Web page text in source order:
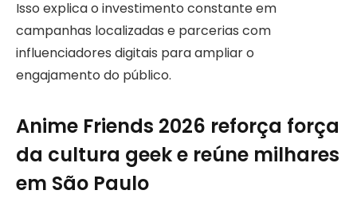
Isso explica o investimento constante em
campanhas localizadas e parcerias com
influenciadores digitais para ampliar o
engajamento do público.
Anime Friends 2026 reforça força
da cultura geek e reúne milhares
em São Paulo